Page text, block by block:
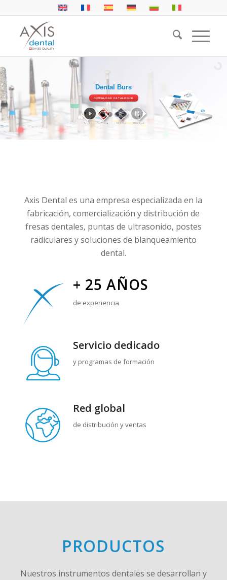
Dental Burs
DOWNLOAD CATALOGUE
Radicular Posts
DOWNLOAD CATALOGUE
Axis Dental es una empresa especializada en la
fabricación, comercialización y distribución de
fresas dentales, puntas de ultrasonido, postes
radiculares y soluciones de blanqueamiento
dental.
+ 25 AÑOS
de experiencia
Servicio dedicado
y programas de formación
Red global
de distribución y ventas
PRODUCTOS
Nuestros instrumentos dentales se desarrollan y